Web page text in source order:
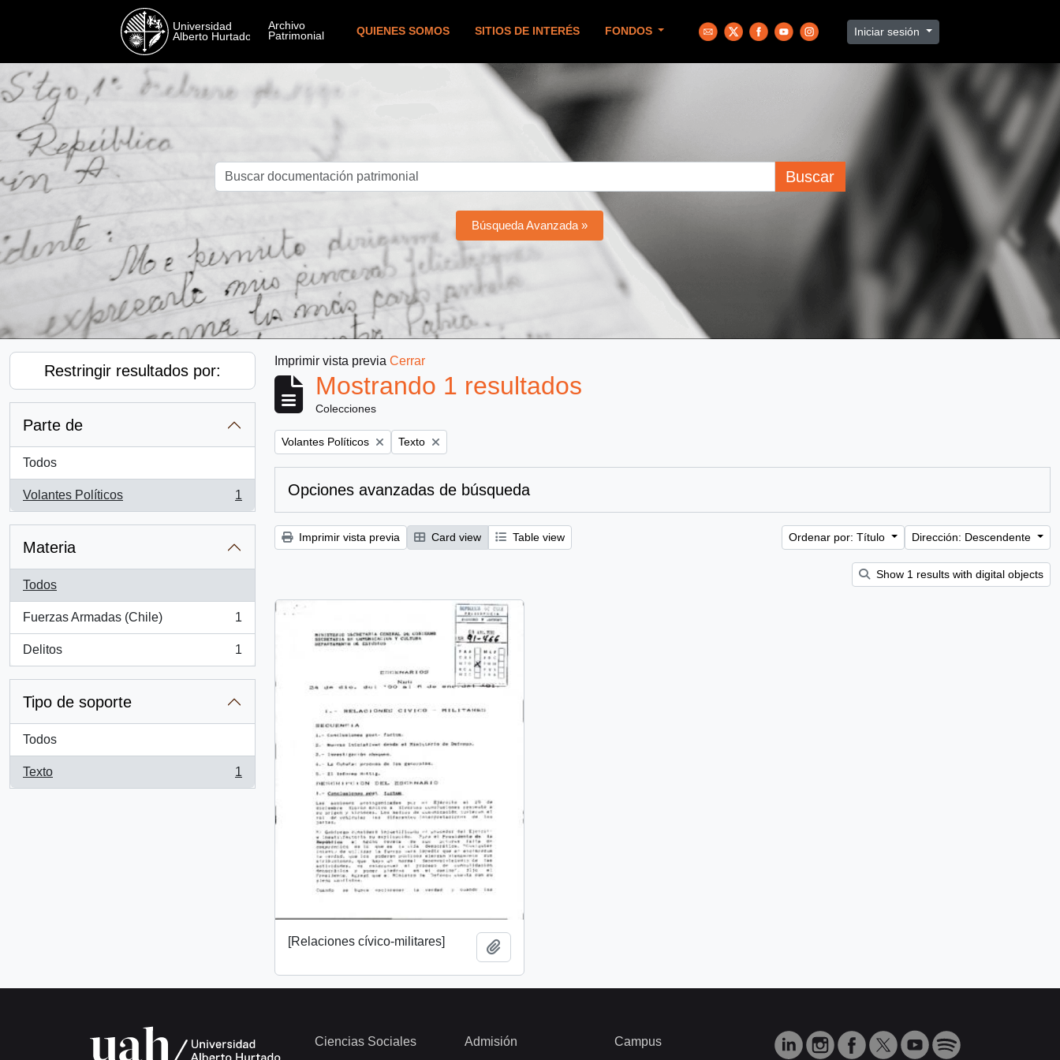
QUIENES SOMOS SITIOS DE INTERÉS FONDOS Iniciar sesión
Buscar
Búsqueda Avanzada »
Restringir resultados por:
Parte de
Todos
Volantes Políticos
, 1 resultados
1
Materia
Todos
Fuerzas Armadas (Chile)
, 1 resultados
1
Delitos
, 1 resultados
1
Tipo de soporte
Todos
Texto
, 1 resultados
1
Imprimir vista previa Cerrar
Mostrando 1 resultados
Colecciones
Remove filter:
Volantes Políticos Remove filter:
Texto
Opciones avanzadas de búsqueda
Imprimir vista previa Card view Table view Ordenar por: Título Dirección: Descendente
Show 1 results with digital objects
[Relaciones cívico-militares]
Ciencias Sociales Admisión Campus